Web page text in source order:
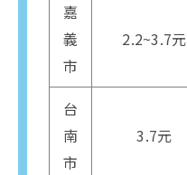
嘉
義
市
2.2~3.7元
台
南
市
3.7元